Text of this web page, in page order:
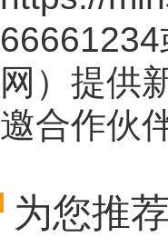
网 ）提供
邀合作伙
为您推荐